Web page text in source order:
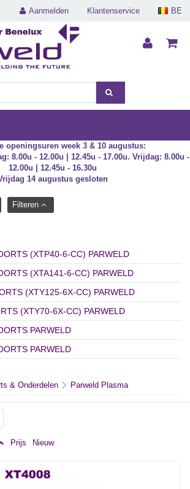
BE
Klantenservice
Aanmelden
openingsuren week 3 & 10 augustus:
8.00u - 12.00u | 12.45u - 17.00u. Vrijdag: 8.00u -
12.00u | 12.45u - 16.30u
14 augustus gesloten
Filteren
(XTP40-6-CC) PARWELD
(XTA141-6-CC) PARWELD
(XTY125-6X-CC) PARWELD
(XTY70-6X-CC) PARWELD
PARWELD
PARWELD
& Onderdelen Parweld Plasma
Prijs Nieuw